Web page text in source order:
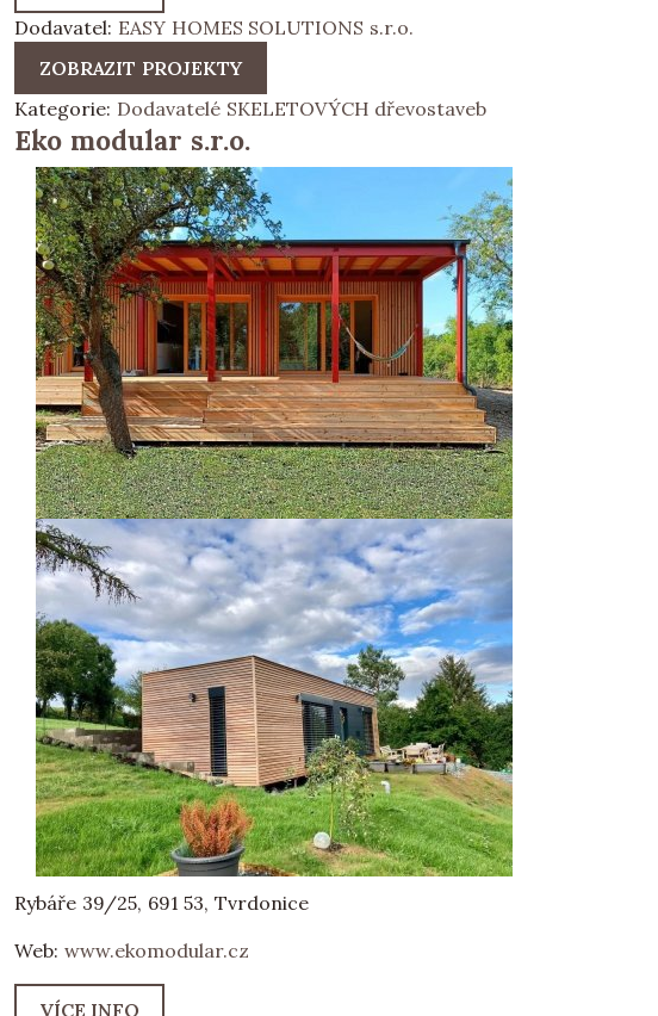
Dodavatel: EASY HOMES SOLUTIONS s.r.o.
ZOBRAZIT PROJEKTY
Kategorie: Dodavatelé SKELETOVÝCH dřevostaveb
Eko modular s.r.o.
Rybáře 39/25, 691 53, Tvrdonice
Web: www.ekomodular.cz
VÍCE INFO